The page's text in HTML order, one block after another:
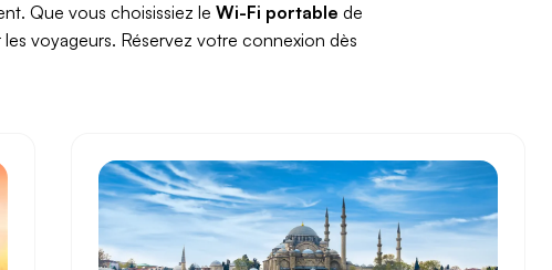
Que vous choisissiez le Wi-Fi portable de
voyageurs. Réservez votre connexion dès